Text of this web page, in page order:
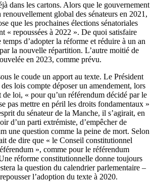
dans les cartons. Alors que le gouvernement
global des sénateurs en 2021 ,
que les prochaines élections sénatoriales
« repoussées à 2022 ». De quoi satisfaire
d’adopter la réforme et réduire à un an
la nouvelle répartition. L’autre moitié de
en 2023, comme prévu.
le coude un apport au texte. Le Président
lois compte déposer un amendement, lors
de loi, « pour qu’un référendum décidé par le
pas mettre en péril les droits fondamentaux »
du sénateur de la Manche, il s’agirait, en
d’un parti extrémiste, d’empêcher de
une question comme la peine de mort. Selon
de dire que « le Conseil constitutionnel
», comme pour le référendum
réforme constitutionnelle donne toujours
la question du calendrier parlementaire –
l’adoption du texte à 2020.